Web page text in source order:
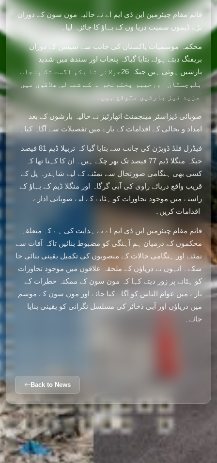
قائم مقام چیئرمین این ڈی ایم اے نے حالیہ مون سون کے دوران
بڑے ڈیموں سمیت دریا وں کے بہاؤ کا جائزہ لیا۔
محکمہ موسمیات پاکستان کی جانب سے سیشن کے دوران
بریفنگ دیتے ہوئے بتایا گیاکہ پنجاب اور سندھ میں شدید
بارشیں ہوئی ہیں جبکہ 26جولائی تا یکم اگست تک پنجاب
بلوچستان اورخیبر پختونخواہ کے شمالی علاقوں میں
صوبائی ڈیزاسٹر مینجمنٹ اتھارٹیز نے حالیہ بارشوں کے بعد
امداد و بحالی کے اقدامات کے بارے میں تفصیلات سے آگاہ کیا۔
فیڈرل فلڈ ڈویژن کی جانب سے بتایا گیا کہ تربیلا ڈیم 81 فیصد
جبکہ منگلا ڈیم 77 فیصد تک بھر چکے ہیں۔ ان کا کہنا تھا کہ
کسی بھی ہنگامی صورتحال سے نمٹنے کے لیے شاہدرہ پل کے
قریب واقع دریائے راوی کی آبی گرگاہ اور منگلا ڈیم کے بہاؤ کے
راستے میں موجود تجاوزات کو ہٹانے کے لیے صوبائی ادارے
قائم مقام چیئرمین این ڈی ایم اے نے ہدایت کی ہے کہ متعلقہ
محکموں کے درمیان ہم آہنگی کو مضبوط بنائیں تاکہ آفات سے
نمٹنے اور ہنگامی حالات کے منصوبوں کی تکمیل یقینی بنائی جا
سکے۔ انہوں نے دریاؤں کے ملحقہ علاقوں میں موجود تجاوزات
کو ہٹانے پر زور دیتے کہا کہ مون سون کے ممکنہ خطرات کے
بارے میں عوام الناس کو آگاہ کیا جائے اور مون سون کے موسم
میں دریاؤں اور آبی ذخائر کی مسلسل نگرانی کو یقینی بنایا
جائے۔
Back to News